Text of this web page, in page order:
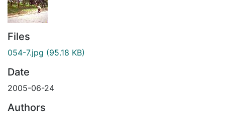
Files
054-7.jpg (95.18 KB)
Date
2005-06-24
Authors